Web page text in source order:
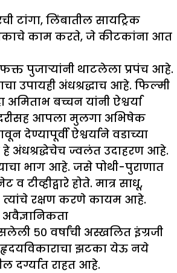
टांगा, लिंबातील सायट्रिक
काम करते, जे कीटकांना आत
पुजाऱ्यांनी थाटलेला प्रपंच आहे.
उपायही अंधश्रद्धाच आहे. फिल्मी
बच्चन यांनी ऐश्वर्या
आपला मुलगा अभिषेक
देण्यापूर्वी ऐश्वर्याने वडाच्या
अंधश्रद्धेचेच ज्वलंत उदाहरण आहे.
भाग आहे. जसे पोथी-पुराणात
टीव्हीद्वारे होते. मात्र साधू,
त्यांचे रक्षण करणे कायम आहे.
अवैज्ञानिकता
५० वर्षांची अस्खलित इंग्रजी
झटका येऊ नये
दर्ग्यात राहत आहे.